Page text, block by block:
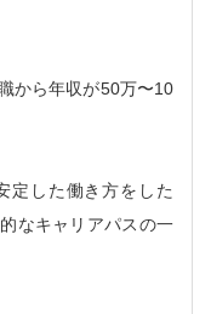
から年収が50万〜10
定した働き方をした
なキャリアパスの一